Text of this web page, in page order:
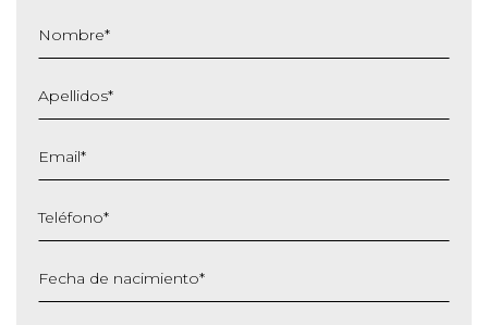
Nombre*
Apellidos*
Email*
Teléfono*
Fecha de nacimiento*